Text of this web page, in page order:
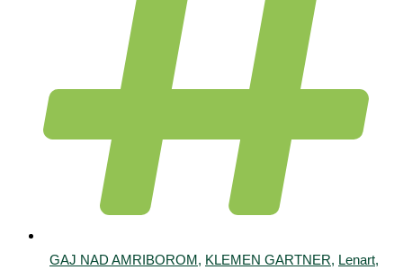
GAJ NAD AMRIBOROM, KLEMEN GARTNER, Lenart,